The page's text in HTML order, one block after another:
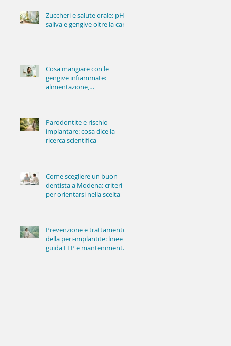
Zuccheri e salute orale: pH,
saliva e gengive oltre la carie
Cosa mangiare con le
gengive infiammate:
alimentazione,
Parodontite e rischio
implantare: cosa dice la
ricerca scientifica
Come scegliere un buon
dentista a Modena: criteri
per orientarsi nella scelta
Prevenzione e trattamento
della peri-implantite: linee
guida EFP e mantenimento